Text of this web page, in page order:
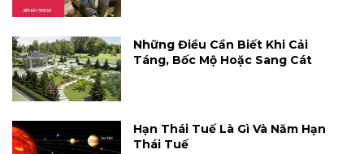
Những Điều Cần Biết Khi Cải
Táng, Bốc Mộ Hoặc Sang Cát
Hạn Thái Tuế Là Gì Và Năm Hạn
Thái Tuế